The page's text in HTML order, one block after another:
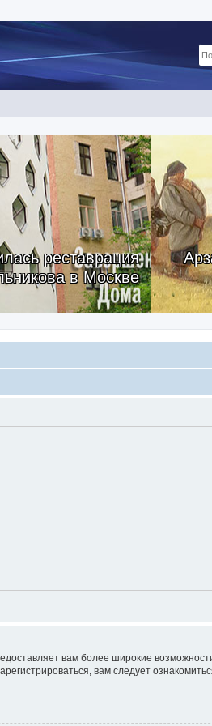
реставрация
в Москве
вам более широкие
вам следует